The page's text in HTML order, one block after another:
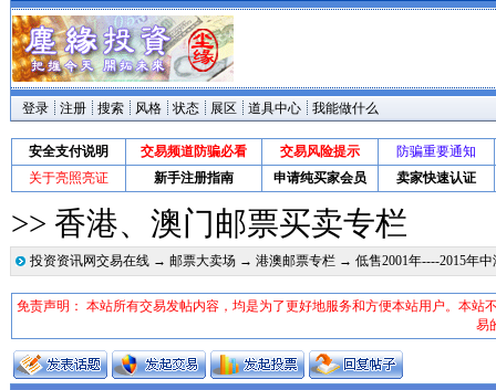
登录 注册 搜索 风格 状态 展区 道具中心 我能做什么
安全支付说明 交易频道防骗必看 交易风险提示
防骗重要通知
关于亮照亮证
新手注册指南 申请纯买家会员 卖家快速认证
>> 香港、澳门邮票买卖专栏
投资资讯网交易在线→ 邮票大卖场→ 港澳邮票专栏→ 低售2001年----2015年中
免责声明： 本站所有交易发帖内容，均是为了更好地服务和方便本站用户。本
易